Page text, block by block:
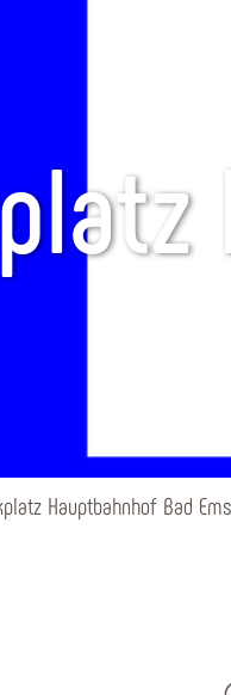
Hauptbahnhof Bad Ems